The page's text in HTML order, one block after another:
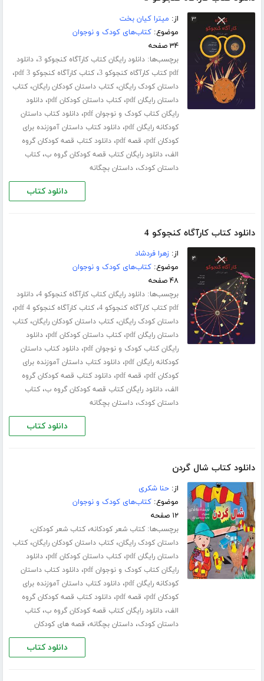
از: میترا کیان بخت
موضوع:کتاب‌های کودک و نوجوان
۳۴ صفحه
برچسب‌ها:دانلود رایگان کتاب کارآگاه کنجوکو 3 ،دانلود
pdf کتاب کارآگاه کنجوکو 3
،کتاب کارآگاه کنجوکو 3 pdf ،
داستان کودک رایگان،کتاب داستان کودکان رایگان،کتاب
داستان رایگان pdf
،کتاب داستان کودکان pdf ،دانلود
رایگان کتاب کودک و نوجوان pdf
،دانلود کتاب داستان
کودکانه رایگان pdf
،دانلود کتاب داستان آموزنده برای
کودکان pdf
، قصه pdf ،دانلود کتاب قصه کودکان گروه
الف،دانلود رایگان کتاب قصه کودکان گروه ب،کتاب
داستان کودک،داستان بچگانه
دانلود کتاب
دانلود کتاب کارآگاه کنجوکو 4
از:زهرا فردشاد
موضوع:کتاب‌های کودک و نوجوان
۴۸ صفحه
برچسب‌ها:دانلود رایگان کتاب کارآگاه کنجوکو 4 ،دانلود
pdf کتاب کارآگاه کنجوکو 4
،کتاب کارآگاه کنجوکو 4 pdf ،
داستان کودک رایگان،کتاب داستان کودکان رایگان،کتاب
داستان رایگان pdf
،کتاب داستان کودکان pdf ،دانلود
رایگان کتاب کودک و نوجوان pdf
،دانلود کتاب داستان
کودکانه رایگان pdf
،دانلود کتاب داستان آموزنده برای
کودکان pdf
، قصه pdf ،دانلود کتاب قصه کودکان گروه
الف،دانلود رایگان کتاب قصه کودکان گروه ب،کتاب
داستان کودک،داستان بچگانه
دانلود کتاب
دانلود کتاب شال گردن
از:حنا شکری
موضوع:کتاب‌های کودک و نوجوان
۱۲ صفحه
برچسب‌ها:کتاب شعر کودکانه،کتاب شعر کودکان،
داستان کودک رایگان،کتاب داستان کودکان رایگان،کتاب
داستان رایگان pdf
،کتاب داستان کودکان pdf ،دانلود
رایگان کتاب کودک و نوجوان pdf
،دانلود کتاب داستان
کودکانه رایگان pdf
،دانلود کتاب داستان آموزنده برای
کودکان pdf
، قصه pdf ،دانلود کتاب قصه کودکان گروه
الف،دانلود رایگان کتاب قصه کودکان گروه ب،کتاب
داستان کودک،داستان بچگانه، قصه های کودکان
دانلود کتاب